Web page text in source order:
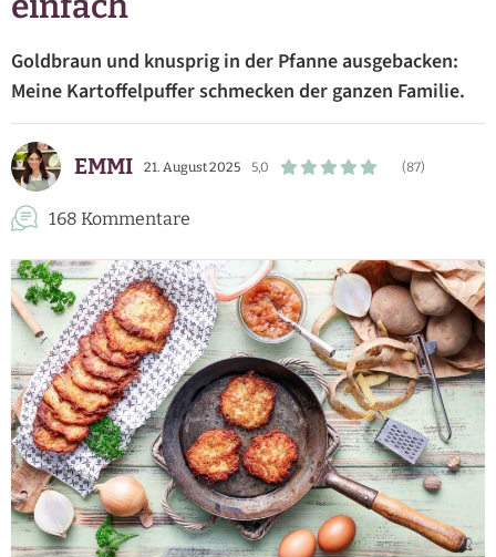
Goldbraun und knusprig in der Pfanne ausgebacken:
Meine Kartoffelpuffer schmecken der ganzen Familie.
EMMI 21. August 2025 5,0 (87)
168 Kommentare